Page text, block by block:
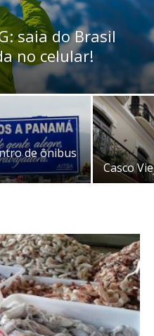
saia do Brasil
no celular!
de ônibus
Casco